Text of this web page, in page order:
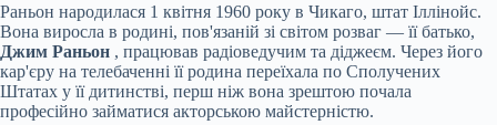
Раньон народилася 1 квітня 1960 року в Чикаго, штат Іллінойс.
Вона виросла в родині, пов'язаній зі світом розваг — її батько,
Джим Раньон , працював радіоведучим та діджеєм. Через його
кар'єру на телебаченні її родина переїхала по Сполучених
Штатах у її дитинстві, перш ніж вона зрештою почала
професійно займатися акторською майстерністю.